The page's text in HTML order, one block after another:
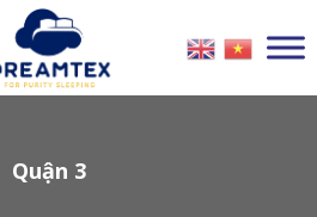
Quận 3